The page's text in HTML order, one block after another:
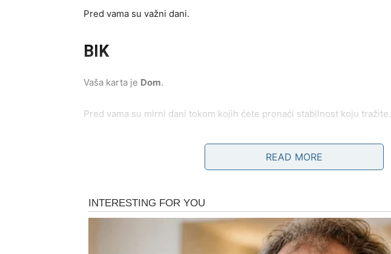
Pred vama su važni dani.
BIK
Vaša karta je Dom.
Pred vama su mirni dani tokom kojih ćete pronaći stabilnost koju tražite.
Najveća sreća nalazi se među ljudima koje volite.
Mir postaje vaša najveća nagrada
READ MORE